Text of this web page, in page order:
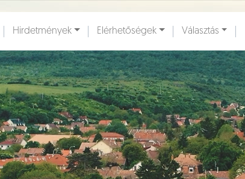
Hirdetmények Elérhetőségek Választás
[] Aloldalak []